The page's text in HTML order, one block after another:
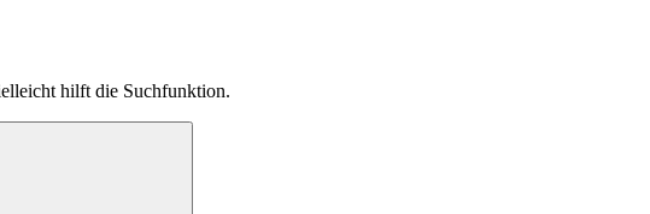
hilft die Suchfunktion.